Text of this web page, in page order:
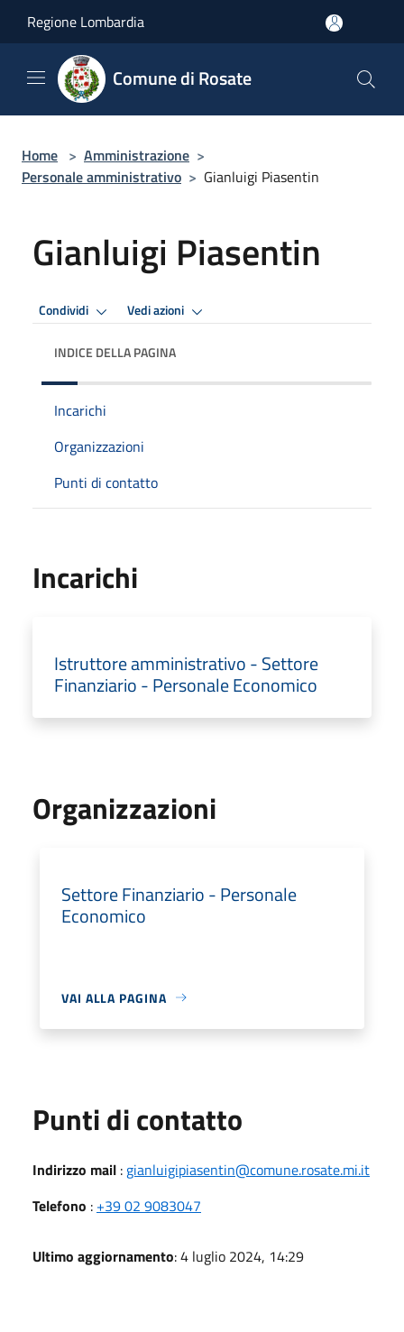
Regione Lombardia
Comune di Rosate
Home > Amministrazione >
Personale amministrativo > Gianluigi Piasentin
Gianluigi Piasentin
Condividi Vedi azioni
INDICE DELLA PAGINA
Incarichi
Organizzazioni
Punti di contatto
Incarichi
Istruttore amministrativo - Settore
Finanziario - Personale Economico
Organizzazioni
Settore Finanziario - Personale
Economico
VAI ALLA PAGINA
Punti di contatto
Indirizzo mail : gianluigipiasentin@comune.rosate.mi.it
Telefono : +39 02 9083047
Ultimo aggiornamento: 4 luglio 2024, 14:29